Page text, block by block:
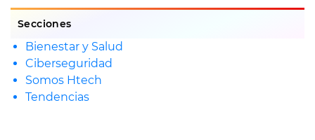
Secciones
Bienestar y Salud
Ciberseguridad
Somos Htech
Tendencias